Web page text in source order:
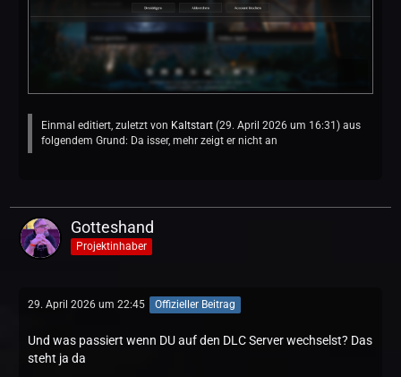
Einmal editiert, zuletzt von Kaltstart (29. April 2026 um 16:31) aus
folgendem Grund: Da isser, mehr zeigt er nicht an
Gotteshand
Projektinhaber
29. April 2026 um 22:45 Offizieller Beitrag
Und was passiert wenn DU auf den DLC Server wechselst? Das
steht ja da